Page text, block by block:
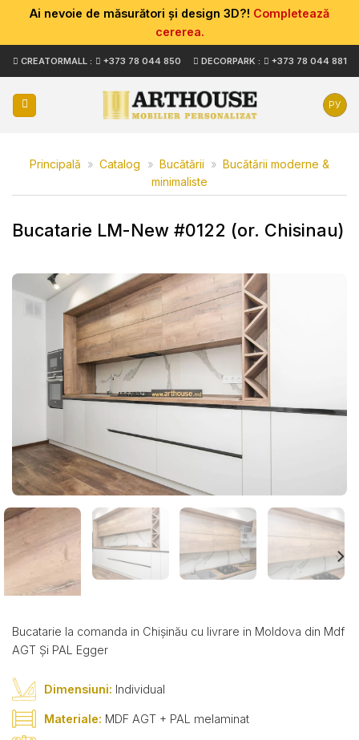
Ai nevoie de măsurători și design 3D?! Completează
cererea.
CREATORMALL : +373 78 044 850 DECORPARK : +373 78 044 881
РУ
Principală » Catalog » Bucătării » Bucătării moderne &
minimaliste
Bucatarie LM-New #0122 (or. Chisinau)
Bucatarie la comanda in Chișinău cu livrare in Moldova din Mdf
AGT Și PAL Egger
Dimensiuni: Individual
Materiale: MDF AGT + PAL melaminat